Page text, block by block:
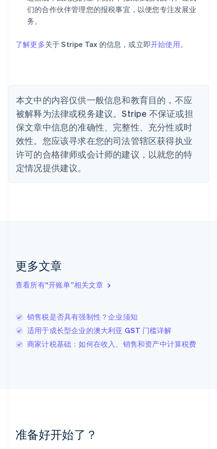
们的合作伙伴管理您的报税事宜，以便您专注发展业
务。
了解更多关于 Stripe Tax 的信息，或立即开始使用。
本文中的内容仅供一般信息和教育目的，不应
被解释为法律或税务建议。Stripe 不保证或担
保文章中信息的准确性、完整性、充分性或时
效性。您应该寻求在您的司法管辖区获得执业
许可的合格律师或会计师的建议，以就您的特
定情况提供建议。
更多文章
查看所有“开账单”相关文章
销售税是否具有强制性？企业须知
适用于成长型企业的澳大利亚 GST 门槛详解
商家计税基础：如何在收入、销售和资产中计算税费
准备好开始了？
Deutsch English
澳大利亚
English
Português English
English
丹麦
English
德国
DeutschEnglish
法国
FrançaisEnglish
芬兰
EnglishSvenska
English Italiano
拉脱维亚
立陶宛
DeutschEnglish
卢森堡
Français Deutsch English
罗马尼亚
墨西哥
EspañolEnglish